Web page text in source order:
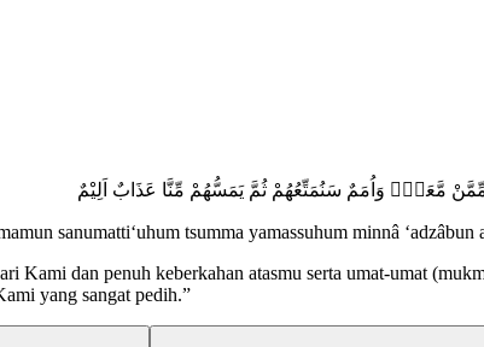
مَّعَكَۗ وَاُمَمٌ سَنُمَتِّعُهُمْ ثُمَّ يَمَسُّهُمْ مِّنَّا عَذَابٌ اَلِيْمٌ
sanumatti‘uhum tsumma yamassuhum minnâ ‘adzâbun
dan penuh keberkahan atasmu serta umat-umat
yang sangat pedih.”